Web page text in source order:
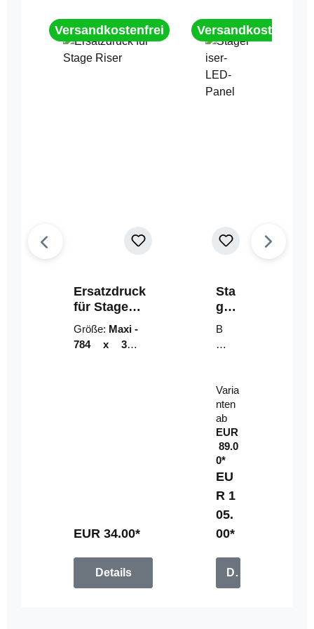
Versandkostenfrei
Ersatzdruck
für Stage
Riser
Größe: Maxi -
784 x 314
EUR 34.00*
Details
Versandkostenfrei
Sta
geri
ser-
LE
D-
el
B
un
mi
t
Fe
rn
be
di
en
u
n
g
Varia
nten
ab
EUR
89.0
0*
EU
R 1
05.
00*
Details